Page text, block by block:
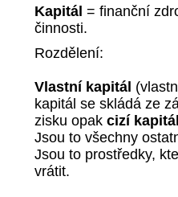
Kapitál = finanční
činnosti.
Rozdělení:
Vlastní kapitál
kapitál se skládá ze
zisku opak cizí
Jsou to všechny
Jsou to prostředky,
vrátit.